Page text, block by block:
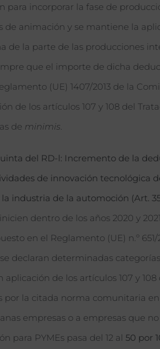
para incorporar la fase de
de animación y se mantiene la
de la parte de las producciones
que el importe de dicha
(UE) 1407/2013 de la
de los artículos 107 y 108 del
de minimis
del RD-l: Incremento de la
de innovación tecnológica
industria de la automoción (Art.
dentro de los años 2020 y
en el Reglamento (UE) n.º
declaran determinadas
de los artículos 107 y
por la citada norma comunitaria
empresas o a empresas que
para PYMEs pasa del 12 al 50 por